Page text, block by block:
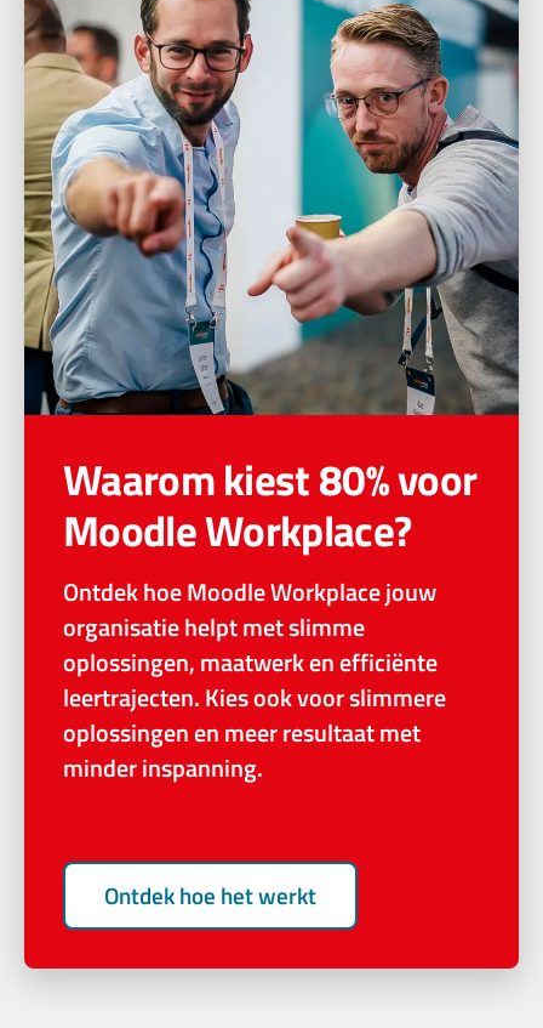
Waarom kiest 80% voor
Moodle Workplace?
Ontdek hoe Moodle Workplace jouw
organisatie helpt met slimme
oplossingen, maatwerk en efficiënte
leertrajecten. Kies ook voor slimmere
oplossingen en meer resultaat met
minder inspanning.
Ontdek hoe het werkt